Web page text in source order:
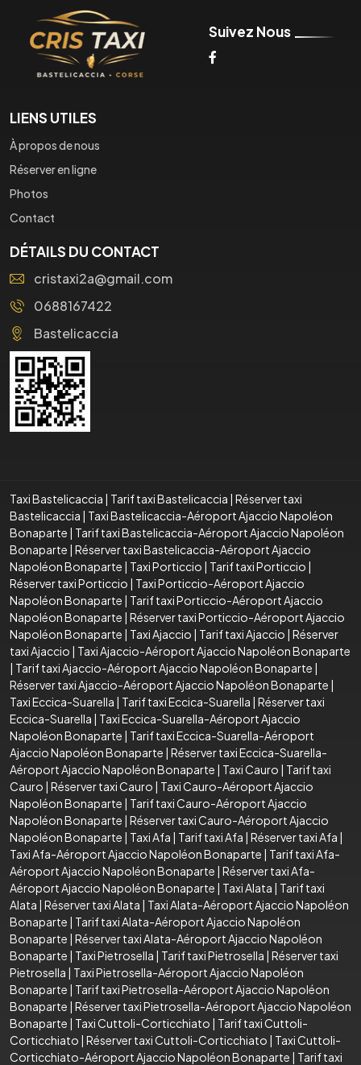
Suivez Nous
LIENS UTILES
À propos de nous
Réserver en ligne
Photos
Contact
DÉTAILS DU CONTACT
cristaxi2a@gmail.com
0688167422
Bastelicaccia
Taxi Bastelicaccia | Tarif taxi Bastelicaccia | Réserver taxi
Bastelicaccia | Taxi Bastelicaccia-Aéroport Ajaccio Napoléon
Bonaparte | Tarif taxi Bastelicaccia-Aéroport Ajaccio Napoléon
Bonaparte | Réserver taxi Bastelicaccia-Aéroport Ajaccio
Napoléon Bonaparte | Taxi Porticcio | Tarif taxi Porticcio |
Réserver taxi Porticcio | Taxi Porticcio-Aéroport Ajaccio
Napoléon Bonaparte | Tarif taxi Porticcio-Aéroport Ajaccio
Napoléon Bonaparte | Réserver taxi Porticcio-Aéroport Ajaccio
Napoléon Bonaparte | Taxi Ajaccio | Tarif taxi Ajaccio | Réserver
taxi Ajaccio | Taxi Ajaccio-Aéroport Ajaccio Napoléon Bonaparte
| Tarif taxi Ajaccio-Aéroport Ajaccio Napoléon Bonaparte |
Réserver taxi Ajaccio-Aéroport Ajaccio Napoléon Bonaparte |
Taxi Eccica-Suarella | Tarif taxi Eccica-Suarella | Réserver taxi
Eccica-Suarella | Taxi Eccica-Suarella-Aéroport Ajaccio
Napoléon Bonaparte | Tarif taxi Eccica-Suarella-Aéroport
Ajaccio Napoléon Bonaparte | Réserver taxi Eccica-Suarella-
Aéroport Ajaccio Napoléon Bonaparte | Taxi Cauro | Tarif taxi
Cauro | Réserver taxi Cauro | Taxi Cauro-Aéroport Ajaccio
Napoléon Bonaparte | Tarif taxi Cauro-Aéroport Ajaccio
Napoléon Bonaparte | Réserver taxi Cauro-Aéroport Ajaccio
Napoléon Bonaparte | Taxi Afa | Tarif taxi Afa | Réserver taxi Afa |
Taxi Afa-Aéroport Ajaccio Napoléon Bonaparte | Tarif taxi Afa-
Aéroport Ajaccio Napoléon Bonaparte | Réserver taxi Afa-
Aéroport Ajaccio Napoléon Bonaparte | Taxi Alata | Tarif taxi
Alata | Réserver taxi Alata | Taxi Alata-Aéroport Ajaccio Napoléon
Bonaparte | Tarif taxi Alata-Aéroport Ajaccio Napoléon
Bonaparte | Réserver taxi Alata-Aéroport Ajaccio Napoléon
Bonaparte | Taxi Pietrosella | Tarif taxi Pietrosella | Réserver taxi
Pietrosella | Taxi Pietrosella-Aéroport Ajaccio Napoléon
Bonaparte | Tarif taxi Pietrosella-Aéroport Ajaccio Napoléon
Bonaparte | Réserver taxi Pietrosella-Aéroport Ajaccio Napoléon
Bonaparte | Taxi Cuttoli-Corticchiato | Tarif taxi Cuttoli-
Corticchiato | Réserver taxi Cuttoli-Corticchiato | Taxi Cuttoli-
Corticchiato-Aéroport Ajaccio Napoléon Bonaparte | Tarif taxi